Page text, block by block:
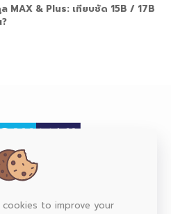
MAX & Plus: เทียบชัด 15B / 17B
OFFICEto improve your